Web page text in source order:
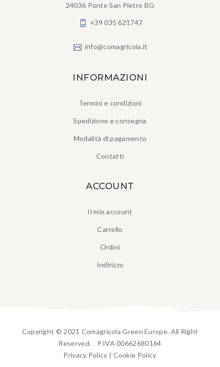
24036 Ponte San Pietro BG
+39 035 621747
info@comagricola.it
INFORMAZIONI
Termini e condizioni
Spedizione e consegna
Modalità di pagamento
Contatti
ACCOUNT
Il mio account
Carrello
Ordini
Indirizzo
Copyright © 2021 Comagricola Green Europe. All Right
Reserved. P.IVA 00662680164
Privacy Policy | Cookie Policy